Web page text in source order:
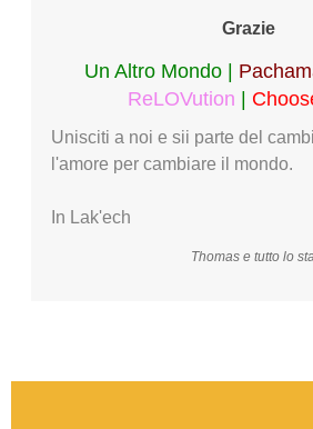
Grazie
Un Altro Mondo |
ReLOVution |
Unisciti a noi e sii parte del
l'amore per cambiare il mondo.
In Lak'ech
Thomas e tutto lo